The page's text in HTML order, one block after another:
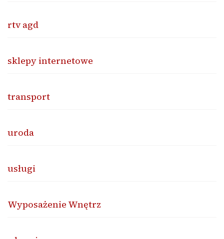
rtv agd
sklepy internetowe
transport
uroda
usługi
Wyposażenie Wnętrz